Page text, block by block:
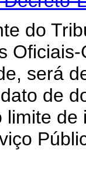
do
será
de